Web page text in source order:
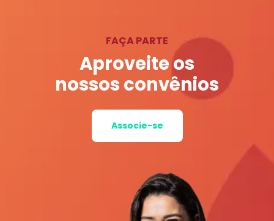
FAÇA PARTE
Aproveite os
nossos convênios
Associe-se